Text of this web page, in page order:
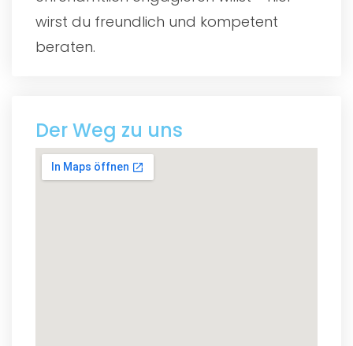
wirst du freundlich und kompetent
beraten.
Der Weg zu uns